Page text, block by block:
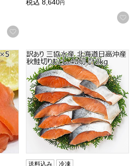
お気に入りに登録する
税込 8,640円
100g×5【サマーセール】【おいし
訳あり 三協水産 北海道日高
送料込み 冷凍